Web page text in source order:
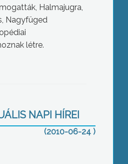
Halmajugra,
Nagyfüged
létre.
NAPI HÍREI
(2010-06-24 )
a honvédségi
pipishegyi repülőteret